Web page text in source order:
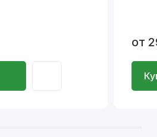
от